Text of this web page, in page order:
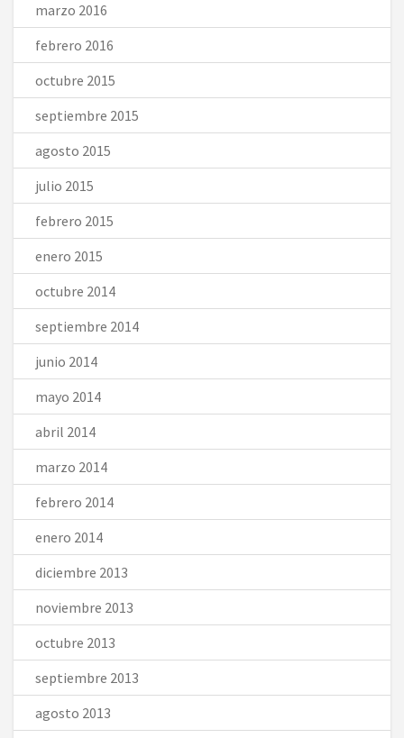
marzo 2016
febrero 2016
octubre 2015
septiembre 2015
agosto 2015
julio 2015
febrero 2015
enero 2015
octubre 2014
septiembre 2014
junio 2014
mayo 2014
abril 2014
marzo 2014
febrero 2014
enero 2014
diciembre 2013
noviembre 2013
octubre 2013
septiembre 2013
agosto 2013